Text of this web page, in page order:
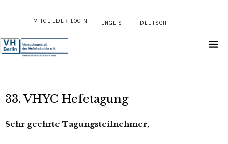
MITGLIEDER-LOGIN ENGLISH DEUTSCH
33. VHYC Hefetagung
Sehr geehrte Tagungsteilnehmer,